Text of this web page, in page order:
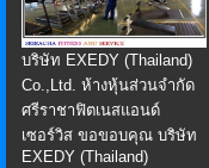
บริษัท EXEDY (Thailand)
Co.,Ltd. ห้างหุ้นส่วนจำกัด
ศรีราชาฟิตเนสแอนด์
เซอร์วิส ขอขอบคุณ บริษัท
EXEDY (Thailand)